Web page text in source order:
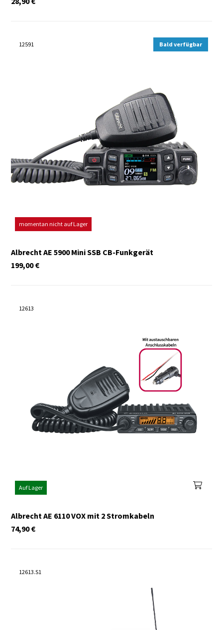
Bald verfügbar
12591
momentan nicht auf Lager
Albrecht AE 5900 Mini SSB CB-Funkgerät
€
199,00
12613
Auf Lager
Albrecht AE 6110 VOX mit 2 Stromkabeln
€
74,90
12613.S1